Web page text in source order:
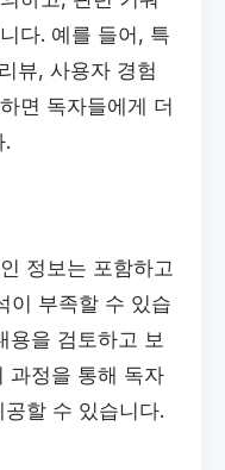
다. 예를 들어, 특
뷰, 사용자 경험
면 독자들에게 더
.
정보는 포함하고
이 부족할 수 있습
용을 검토하고 보
과정을 통해 독자
할 수 있습니다.